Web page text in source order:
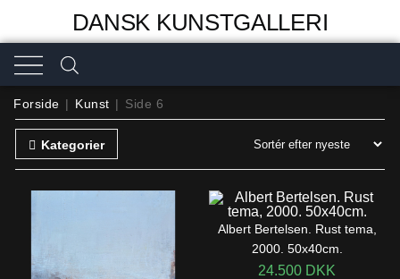
DANSK KUNSTGALLERI
Forside | Kunst | Side 6
Kategorier
Albert Bertelsen. Rust tema,
2000. 50x40cm.
24.500 DKK